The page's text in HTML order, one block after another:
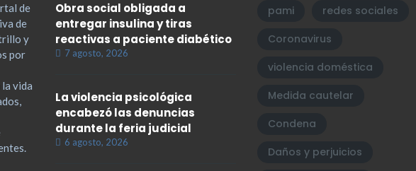
de
de
y
por
vida
Obra social obligada a
entregar insulina y tiras
reactivas a paciente diabético
7 agosto, 2026
La violencia psicológica
encabezó las denuncias
durante la feria judicial
6 agosto, 2026
pami
redes sociales
Coronavirus
violencia doméstica
Medida cautelar
Condena
Daños y perjuicios